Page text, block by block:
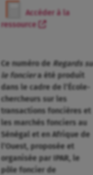
Accéder à la
ressource
Ce numéro de Regards
le fonciera été produit
dans le cadre de l’École-
chercheurs sur les
transactions foncières et
les marchés fonciers au
Sénégal et en Afrique de
l’Ouest, proposée et
organisée par IPAR, le
pôle foncier de